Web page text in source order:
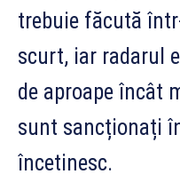
trebuie făcută
scurt, iar radarul
de aproape încât
sunt sancționați
încetinesc.